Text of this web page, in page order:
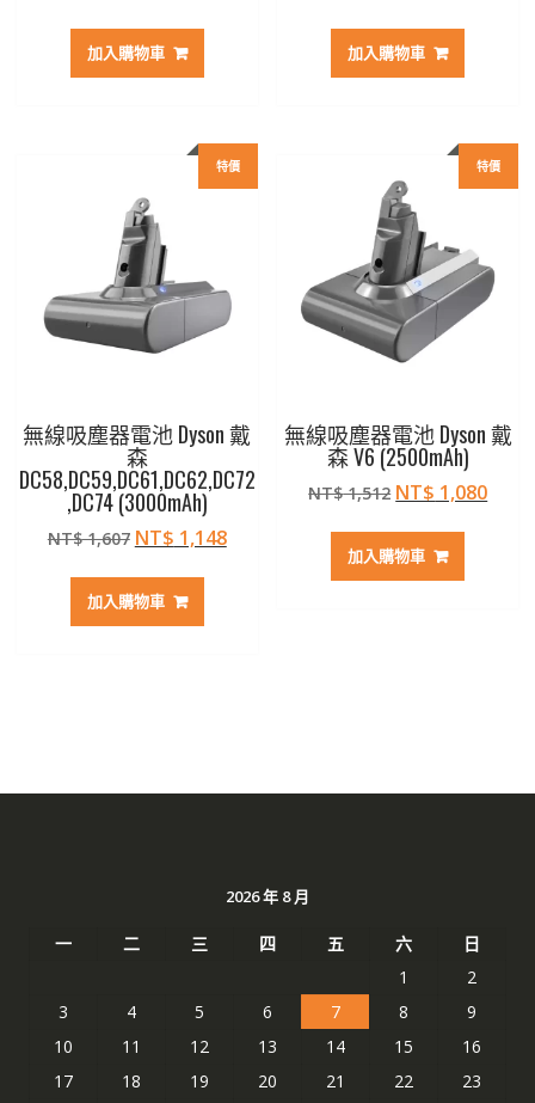
價
格：
加入購物車
價
格：
加入購物車
特價
無線吸塵器電池 Dyson 戴
森
DC58,DC59,DC61,DC62,DC72
,DC74 (3000mAh)
NT$1,607 原
價
格：
NT$ 1,148目
加入購物車
特價
無線吸塵器電池 Dyson 戴
森 V6 (2500mAh)
NT$1,512 原
價
格：
NT$ 1,080目
加入購物車
2026 年 8 月
一 二 三 四 五 六
日
1
2
3
4 5 6 7 8
9
10
11 12 13 14 15
16
17
18 19 20 21 22
23